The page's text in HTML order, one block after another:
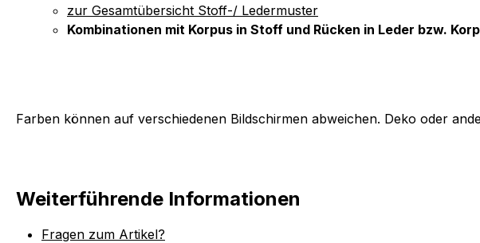
zur Gesamtübersicht Stoff-/ Ledermuster
Kombinationen mit Korpus in Stoff und Rücken in Leder bzw.
Farben können auf verschiedenen Bildschirmen abweichen. Deko oder
Weiterführende Informationen
Fragen zum Artikel?